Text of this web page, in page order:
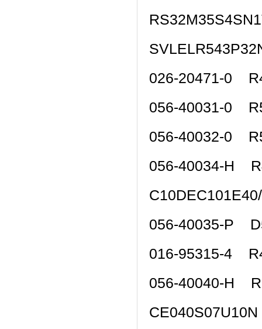
026-20471-0
056-40031-0
056-40032-0
056-40034-H
056-40035-P
016-95315-4
056-40040-H